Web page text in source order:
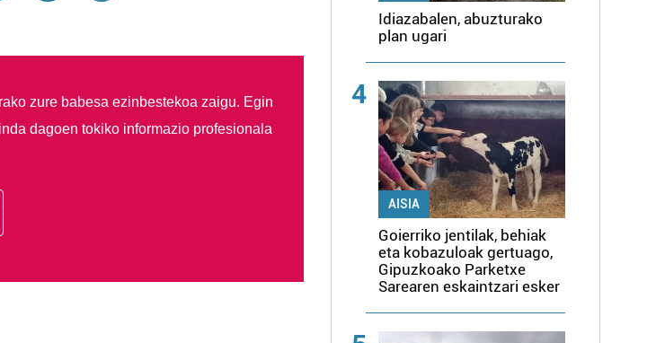
zure babesa ezinbestekoa zaigu. Egin
dagoen tokiko informazio profesionala
Idiazabalen, abuzturako
plan ugari
4
AISIA
Goierriko jentilak, behiak
eta kobazuloak gertuago,
Gipuzkoako Parketxe
Sarearen eskaintzari esker